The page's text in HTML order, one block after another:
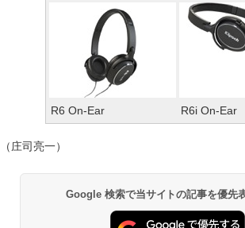
R6 On-Ear R6i On-Ear
（庄司亮一）
Google 検索で当サイトの記事を優先